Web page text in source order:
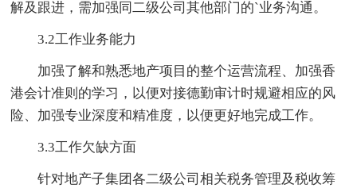
解及跟进，需加强同二级公司其他部门的`业务沟通。
3.2工作业务能力
加强了解和熟悉地产项目的整个运营流程、加强香
港会计准则的学习，以便对接德勤审计时规避相应的风
险、加强专业深度和精准度，以便更好地完成工作。
3.3工作欠缺方面
针对地产子集团各二级公司相关税务管理及税收筹